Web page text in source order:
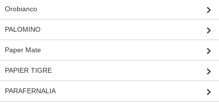
Orobianco
PALOMINO
Paper Mate
PAPIER TIGRE
PARAFERNALIA